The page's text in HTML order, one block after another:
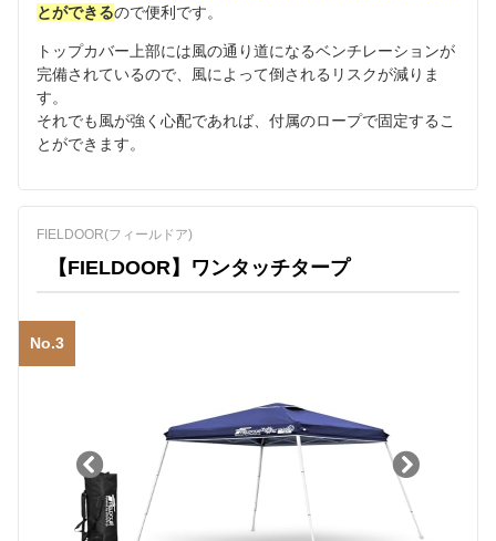
とができるので便利です。
トップカバー上部には風の通り道になるベンチレーションが
完備されているので、風によって倒されるリスクが減りま
す。
それでも風が強く心配であれば、付属のロープで固定するこ
とができます。
FIELDOOR(フィールドア)
【FIELDOOR】ワンタッチタープ
No.3